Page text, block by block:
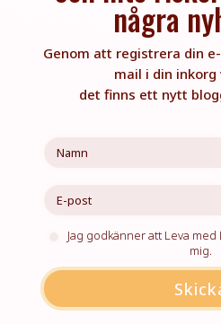
några
Genom att registrera din
mail i din inkorg
det finns ett nytt
Jag godkänner att Leva
mig.